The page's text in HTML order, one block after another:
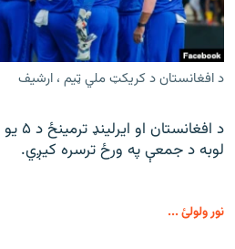
د افغانستان د کریکټ ملي ټیم ، ارشیف
د
لوبه د جمعې په ورځ ترسره کیږي.
نور ولولئ ...